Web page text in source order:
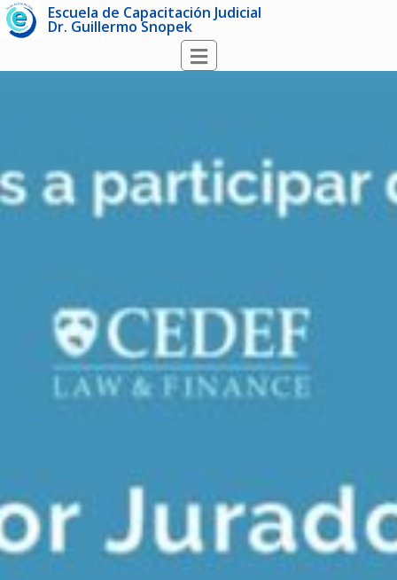
Escuela de Capacitación Judicial
Dr. Guillermo Snopek